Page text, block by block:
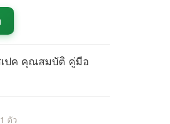
เปค คุณสมบัติ คู่มือ
ตัว